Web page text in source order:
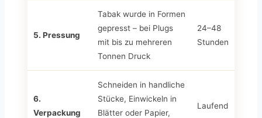
5. Pressung
Tabak wurde in Formen
gepresst – bei Plugs
mit bis zu mehreren
Tonnen Druck
24–48
Stunden
6.
Verpackung
Schneiden in handliche
Stücke, Einwickeln in
Blätter oder Papier,
Laufend